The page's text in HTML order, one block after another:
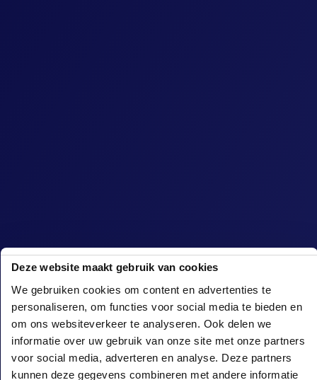
Deze website maakt gebruik van cookies
We gebruiken cookies om content en advertenties te
personaliseren, om functies voor social media te bieden en
om ons websiteverkeer te analyseren. Ook delen we
informatie over uw gebruik van onze site met onze partners
voor social media, adverteren en analyse. Deze partners
kunnen deze gegevens combineren met andere informatie
GlowGolf Almere bevindt zich bij Bowling
Almere, het familie entertainment center
van Flevoland. Met verschillende
indooractiviteiten, waaronder GlowGolf,
Bowling, ShuffleBoard, Karaoke en Tafel